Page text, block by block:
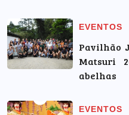
EVENTOS
Pavilhão
Matsuri
abelhas
EVENTOS